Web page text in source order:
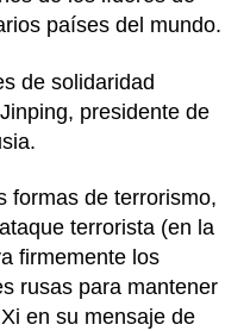
países del mundo.
de solidaridad
presidente de
formas de terrorismo,
terrorista (en la
firmemente los
rusas para mantener
en su mensaje de